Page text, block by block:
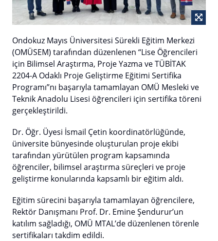
Ondokuz Mayıs Üniversitesi Sürekli Eğitim Merkezi
(OMÜSEM) tarafından düzenlenen “Lise Öğrencileri
için Bilimsel Araştırma, Proje Yazma ve TÜBİTAK
2204-A Odaklı Proje Geliştirme Eğitimi Sertifika
Programı”nı başarıyla tamamlayan OMÜ Mesleki ve
Teknik Anadolu Lisesi öğrencileri için sertifika töreni
gerçekleştirildi.
Dr. Öğr. Üyesi İsmail Çetin koordinatörlüğünde,
üniversite bünyesinde oluşturulan proje ekibi
tarafından yürütülen program kapsamında
öğrenciler, bilimsel araştırma süreçleri ve proje
geliştirme konularında kapsamlı bir eğitim aldı.
Eğitim sürecini başarıyla tamamlayan öğrencilere,
Rektör Danışmanı Prof. Dr. Emine Şendurur’un
katılım sağladığı, OMÜ MTAL’de düzenlenen törenle
sertifikaları takdim edildi.